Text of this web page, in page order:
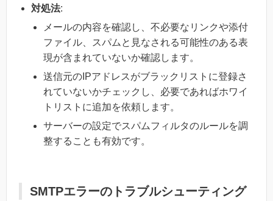
対処法:
メールの内容を確認し、不必要なリンクや添付
ファイル、スパムと見なされる可能性のある表
現が含まれていないか確認します。
送信元のIPアドレスがブラックリストに登録さ
れていないかチェックし、必要であればホワイ
トリストに追加を依頼します。
サーバーの設定でスパムフィルタのルールを調
整することも有効です。
SMTPエラーのトラブルシューティング